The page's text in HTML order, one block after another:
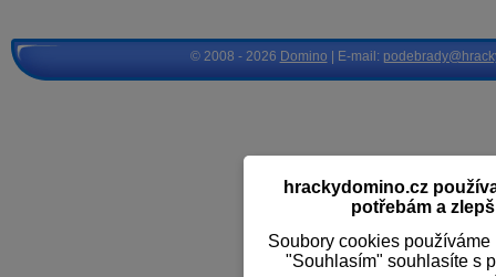
hrackydomino.cz
potřebám a
Soubory cookies
"Souhlasím" souhlasíte s
© 2008 - 2026 Domino | E-mail: